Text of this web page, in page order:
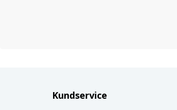
Kundservice